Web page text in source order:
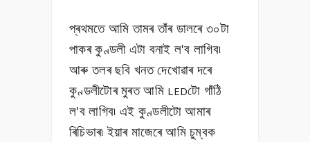
প্ৰথমতে আমি তামৰ তাঁৰ ডালৰে ৩০টা
পাকৰ কুণ্ডলী এটা বনাই ল'ব লাগিব৷
আৰু তলৰ ছবি খনত দেখোৱাৰ দৰে
কুণ্ডলীটোৰ মুৰত আমি LEDটো গাঁঠি
ল'ব লাগিব৷ এই কুণ্ডলীটো আমাৰ
ৰিচিভাৰ৷ ইয়াৰ মাজেৰে আমি চুম্বক